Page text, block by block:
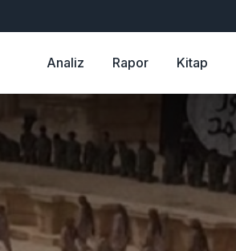
Analiz Rapor Kitap